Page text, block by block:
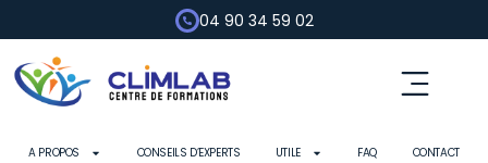
04 90 34 59 02
A PROPOS CONSEILS D’EXPERTS UTILE FAQ CONTACT